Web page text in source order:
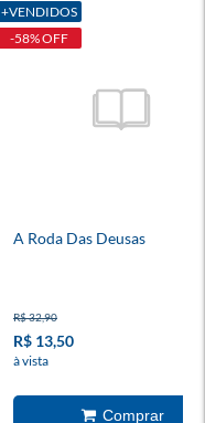
+VENDIDOS
-58% OFF
A Roda Das Deusas
R$ 32,90
R$ 13,50
à vista